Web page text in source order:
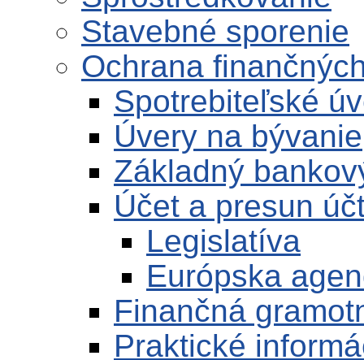
Stavebné sporenie
Ochrana
Spotrebiteľské
Úvery na bývanie
Základný
Účet a presun
Legislatíva
Európska
Finančná
Praktické